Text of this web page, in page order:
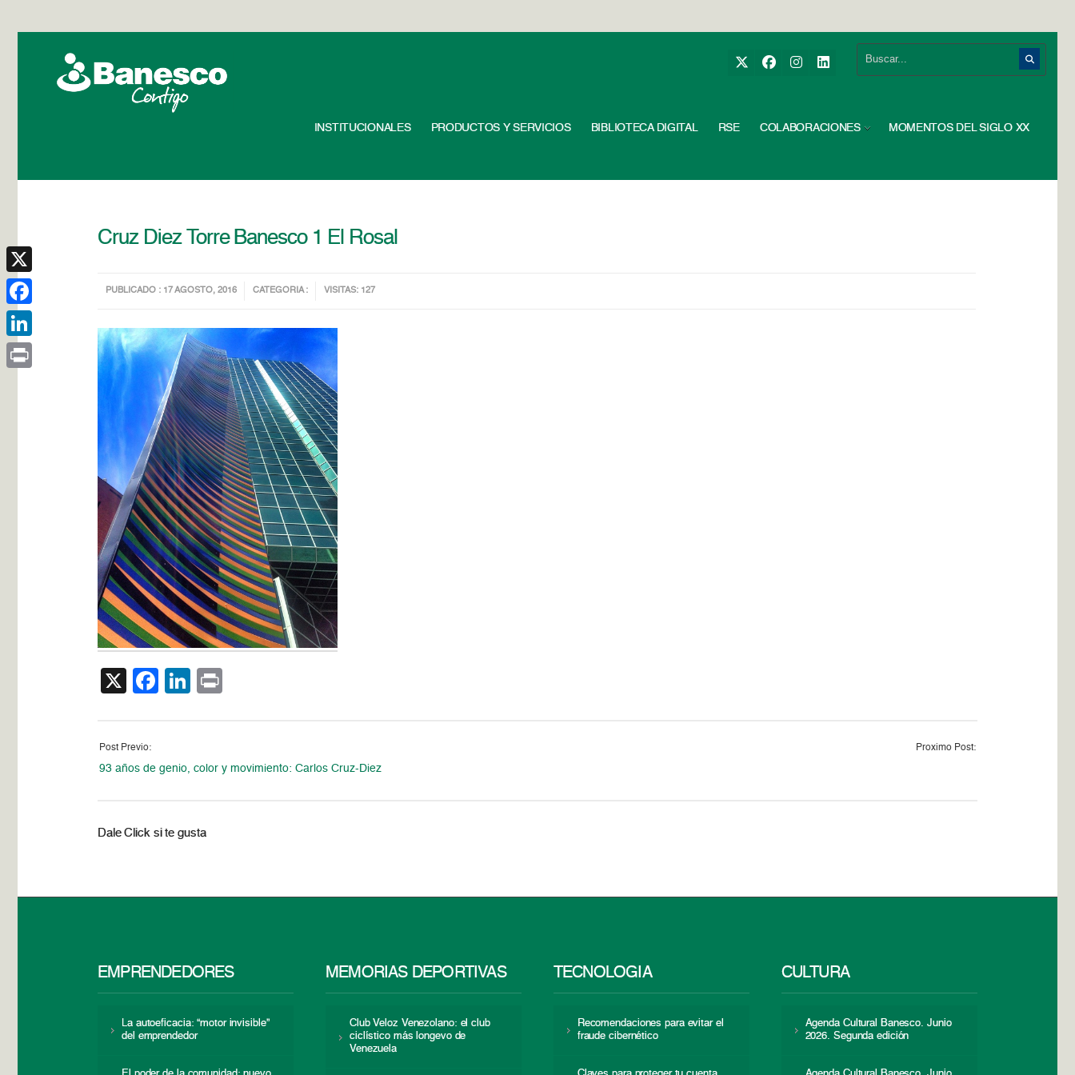
INSTITUCIONALES PRODUCTOS Y SERVICIOS BIBLIOTECA DIGITAL RSE COLABORACIONES MOMENTOS DEL SIGLO XX
Cruz Diez Torre Banesco 1 El Rosal
PUBLICADO : 17 AGOSTO, 2016 CATEGORIA : VISITAS: 127
X Facebook
LinkedIn
Post Previo:
93 años de genio, color y movimiento: Carlos Cruz-Diez
Proximo Post:
Dale Click si te gusta
EMPRENDEDORES
La autoeficacia: “motor invisible”
del emprendedor
MEMORIAS DEPORTIVAS
Club Veloz Venezolano: el club
ciclístico más longevo de
Venezuela
TECNOLOGÍA
Recomendaciones para evitar el
fraude cibernético
CULTURA
Agenda Cultural Banesco. Junio
2026. Segunda edición
X
Facebook
LinkedIn